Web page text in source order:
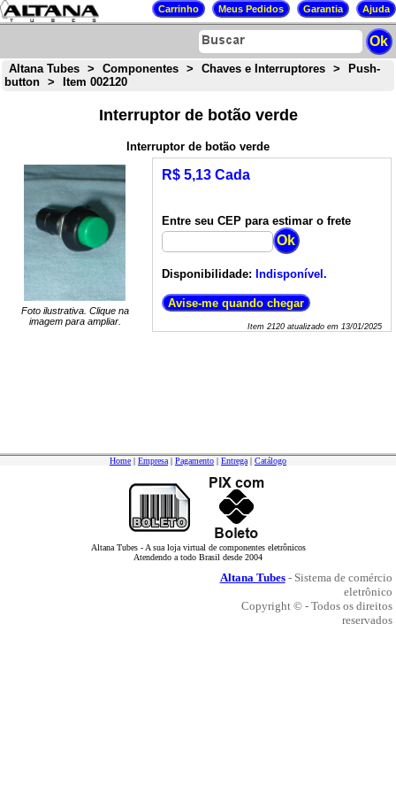
Altana Tubes > Componentes > Chaves e Interruptores >
Push-
button
> Item 002120
Interruptor de botão verde
Interruptor de botão verde
Foto ilustrativa. Clique na
imagem para ampliar.
R$ 5,13 Cada
Entre seu CEP para estimar o frete
Disponibilidade: Indisponível.
Item 2120atualizado em 13/01/2025
Home | Empresa | Pagamento | Entrega | Catálogo
Altana Tubes - A sua loja virtual de componentes eletrônicos
Atendendo a todo Brasil desde 2004
Altana Tubes- Sistema de comércio
eletrônico
Copyright © - Todos os direitos
reservados